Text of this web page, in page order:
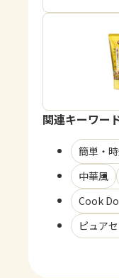
関連キーワー
簡単・
中華風
Cook
ピュア